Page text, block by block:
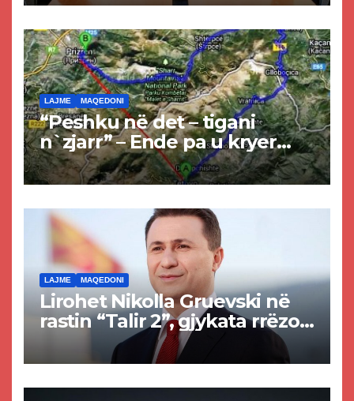
LAJME MAQEDONI
“Peshku në det – tigani
n`zjarr” – Ende pa u kryer
projekti i tunelit, komuna e
Tetovës nis punimet për
LAJME MAQEDONI
Lirohet Nikolla Gruevski në
rastin “Talir 2”, gjykata rrëzon
akuzat për ndërtimin e
paligjshëm të selisë së